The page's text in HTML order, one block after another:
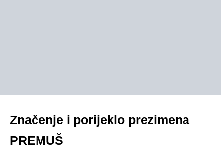
Značenje i porijeklo prezimena
PREMUŠ